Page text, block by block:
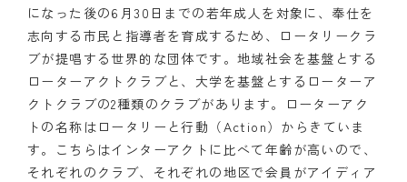
になった後の6月30日までの若年成人を対象に、奉仕を
志向する市民と指導者を育成するため、ロータリークラ
ブが提唱する世界的な団体です。地域社会を基盤とする
ローターアクトクラブと、大学を基盤とするローターア
クトクラブの2種類のクラブがあります。ローターアク
トの名称はロータリーと行動（Action）からきていま
す。こちらはインターアクトに比べて年齢が高いので、
それぞれのクラブ、それぞれの地区で会員がアイディア